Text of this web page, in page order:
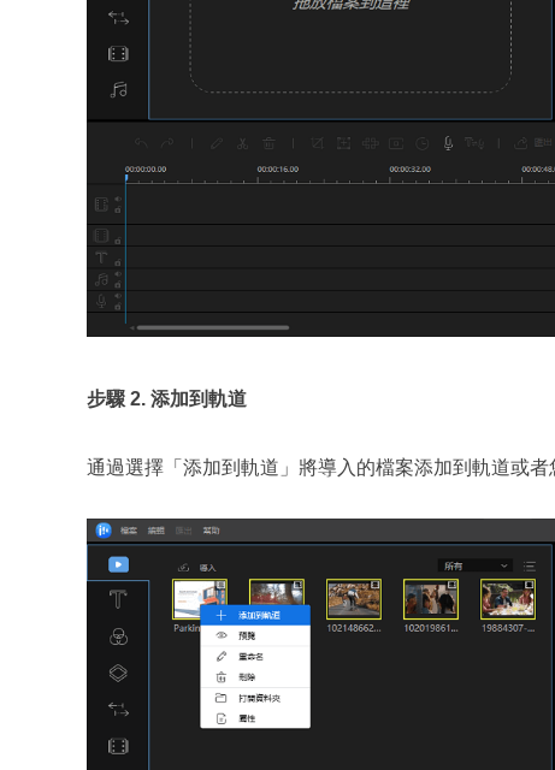
步驟 2. 添加到軌道
通過選擇「添加到軌道」將導入的檔案添加到軌道或者